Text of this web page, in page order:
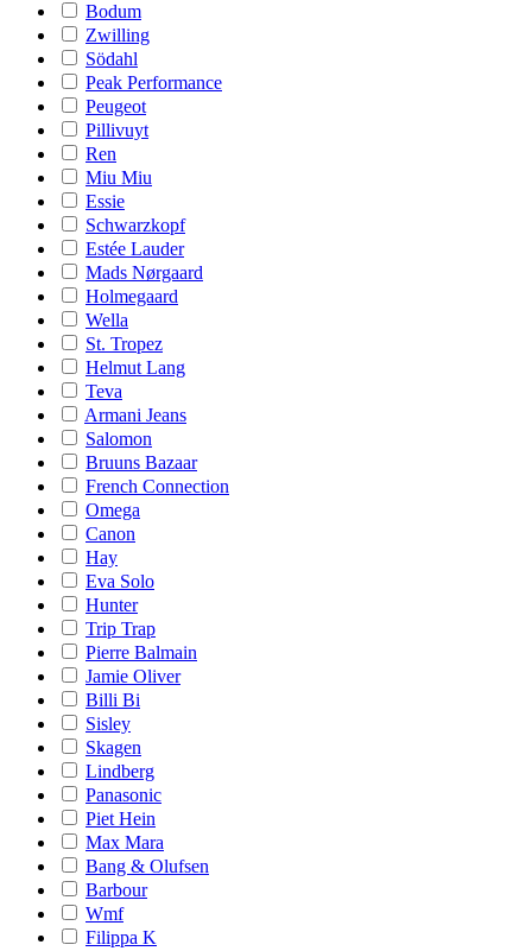
Bodum
Zwilling
Södahl
Peak Performance
Peugeot
Pillivuyt
Ren
Miu Miu
Essie
Schwarzkopf
Estée Lauder
Mads Nørgaard
Holmegaard
Wella
St. Tropez
Helmut Lang
Teva
Armani Jeans
Salomon
Bruuns Bazaar
French Connection
Omega
Canon
Hay
Eva Solo
Hunter
Trip Trap
Pierre Balmain
Jamie Oliver
Billi Bi
Sisley
Skagen
Lindberg
Panasonic
Piet Hein
Max Mara
Bang & Olufsen
Barbour
Wmf
Filippa K